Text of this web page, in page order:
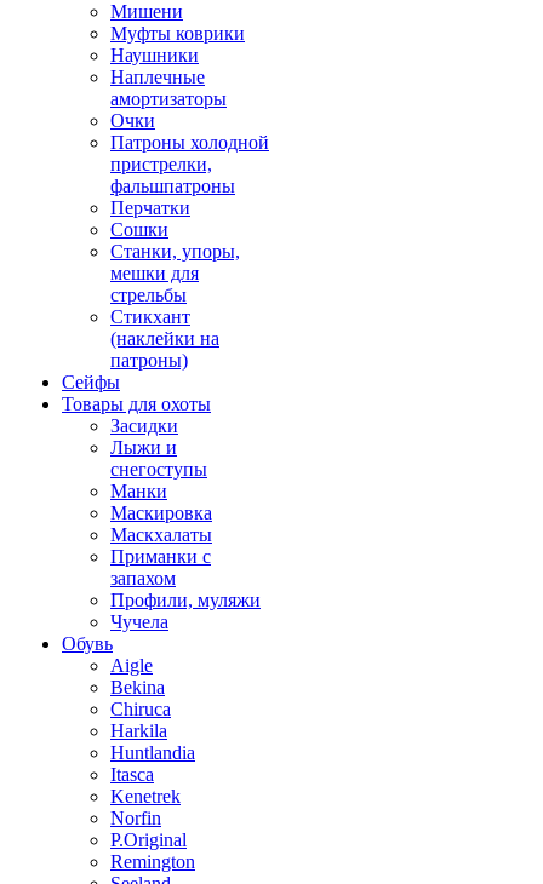
Мишени
Муфты коврики
Наушники
Наплечные
амортизаторы
Очки
Патроны холодной
пристрелки,
фальшпатроны
Перчатки
Сошки
Станки, упоры,
мешки для
стрельбы
Стикхант
(наклейки на
патроны)
Сейфы
Товары для охоты
Засидки
Лыжи и
снегоступы
Манки
Маскировка
Маскхалаты
Приманки с
запахом
Профили, муляжи
Чучела
Обувь
Aigle
Bekina
Chiruсa
Harkila
Huntlandia
Itasca
Kenetrek
Norfin
P.Original
Remington